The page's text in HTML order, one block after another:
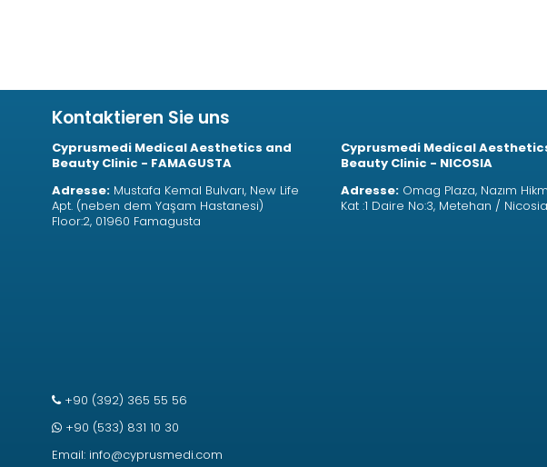
Kontaktieren Sie uns
Cyprusmedi Medical Aesthetics and
Beauty Clinic - FAMAGUSTA
Adresse: Mustafa Kemal Bulvarı, New Life
Apt. (neben dem Yaşam Hastanesi)
Floor:2, 01960 Famagusta
+90 (392) 365 55 56
+90 (533) 831 10 30
Email: info@cyprusmedi.com
Cyprusmedi Medical
Beauty Clinic - NICOSIA
Adresse:Omag Plaza, Nazım
Kat :1 Daire No:3, Metehan / Nicosia